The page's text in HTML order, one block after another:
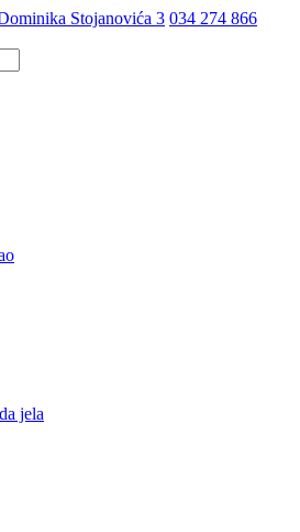
Stojanovića 3 034 274 866
jela